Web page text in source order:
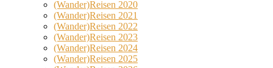
(Wander)Reisen 2020
(Wander)Reisen 2021
(Wander)Reisen 2022
(Wander)Reisen 2023
(Wander)Reisen 2024
(Wander)Reisen 2025